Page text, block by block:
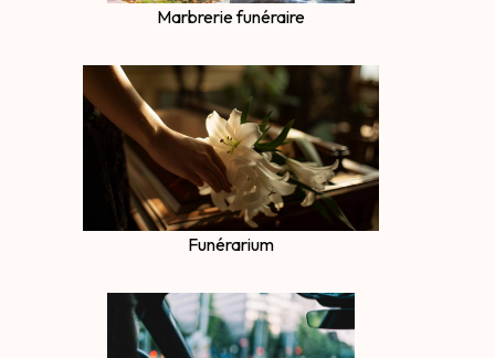
Marbrerie funéraire
Funérarium